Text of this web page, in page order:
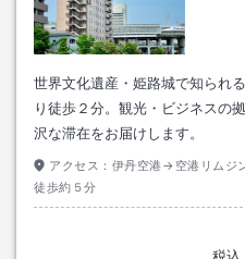
世界文化遺産・姫路城で知られ
り徒歩２分。観光・ビジネスの
沢な滞在をお届けします。
アクセス： 伊丹空港→空港リムジ
徒歩約５分